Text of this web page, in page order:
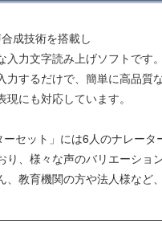
成技術を搭載し
入力文字読み上げソフトです
力するだけで、簡単に高品質
にも対応しています。
ーセット」には6人のナレー
り、様々な声のバリエーショ
、教育機関の方や法人様など